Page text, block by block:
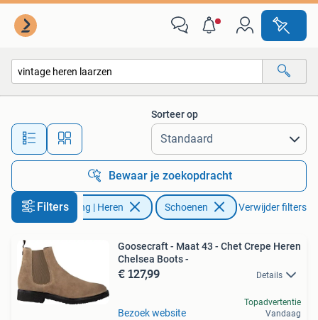
Alle afstanden…
Sorteer op
Bewaar je zoekopdracht
FiltersKleding | Heren Schoenen Verwijder filters
Goosecraft - Maat 43 - Chet Crepe Heren
Chelsea Boots -
€ 127,99 Details
Bezoek website
Topadvertentie
Vandaag